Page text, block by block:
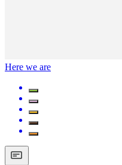
Here we are